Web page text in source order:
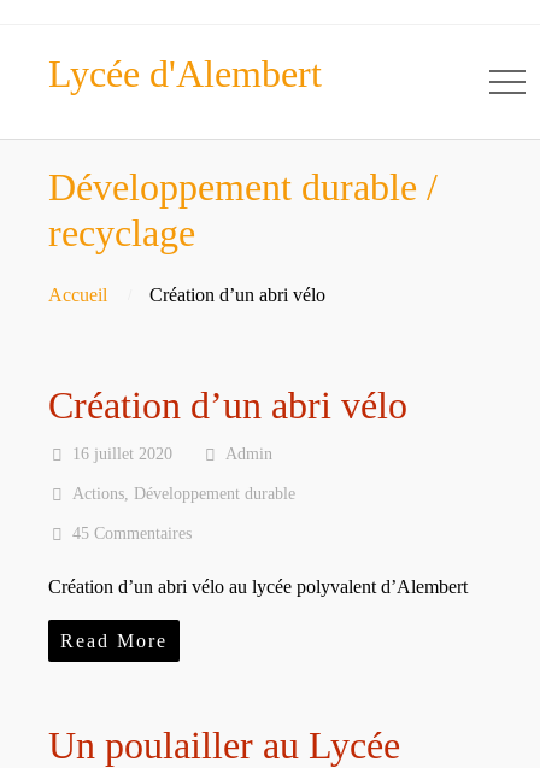
Lycée d'Alembert
Développement durable /
recyclage
Accueil Création d’un abri vélo
Création d’un abri vélo
16 juillet 2020 Admin
Actions Développement durable
45 Commentaires
Création d’un abri vélo au lycée polyvalent d’Alembert
Read More
Un poulailler au Lycée